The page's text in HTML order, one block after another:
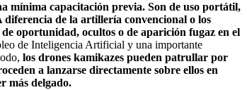
mínima capacitación previa. Son de uso portátil,
diferencia de la artillería convencional o los
oportunidad, ocultos o de aparición fugaz en el
de Inteligencia Artificial y una importante
los drones kamikazes pueden patrullar por
a lanzarse directamente sobre ellos en
más delgado.